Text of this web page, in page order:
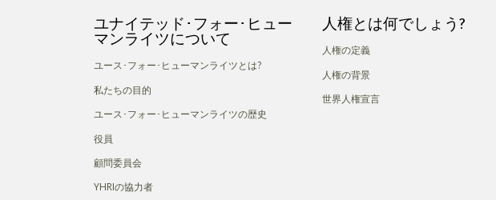
ユナイテッド･フォー･ヒュー
マンライツについて
ユース･フォー･ヒューマンライツとは?
私たちの目的
ユース･フォー･ヒューマンライツの歴史
役員
顧問委員会
YHRIの協力者
人権とは何でしょう?
人権の定義
人権の背景
世界人権宣言